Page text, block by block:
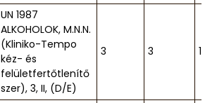
UN 1987
ALKOHOLOK, M.N.N.
(Kliniko-Tempo
kéz- és
felületfertőtlenítő
szer), 3, II, (D/E)
3 3